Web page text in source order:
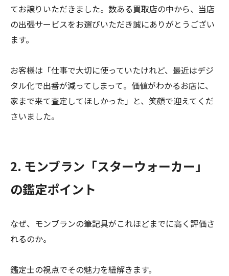
てお譲りいただきました。数ある買取店の中から、当店
の出張サービスをお選びいただき誠にありがとうござい
ます。
お客様は「仕事で大切に使っていたけれど、最近はデジ
タル化で出番が減ってしまって。価値がわかるお店に、
家まで来て査定してほしかった」と、笑顔で迎えてくだ
さいました。
2. モンブラン「スターウォーカー」
の鑑定ポイント
なぜ、モンブランの筆記具がこれほどまでに高く評価さ
れるのか。
鑑定士の視点でその魅力を紐解きます。